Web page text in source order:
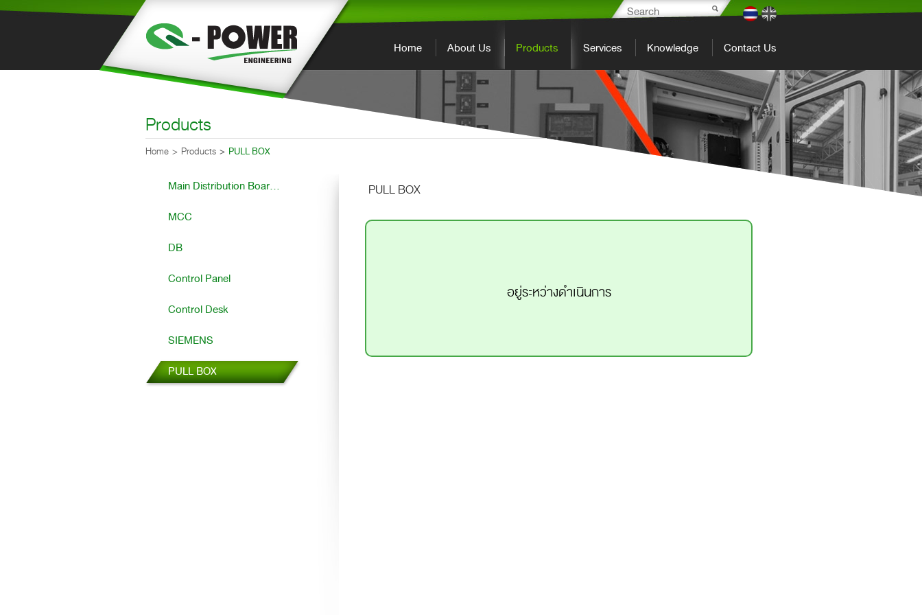
Home About Us Products Services Knowledge Contact Us
Products
Home Products PULL BOX
Main Distribution Boar...
MCC
DB
Control Panel
Control Desk
SIEMENS
PULL BOX
PULL BOX
อยู่ระหว่างดำเนินการ